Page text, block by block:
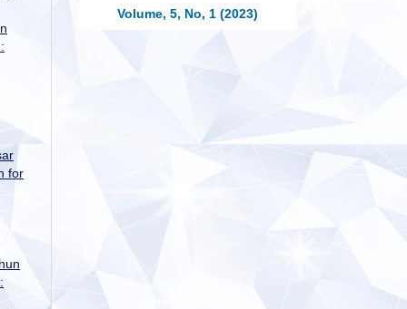
for
Volume, 5, No, 1 (2023)